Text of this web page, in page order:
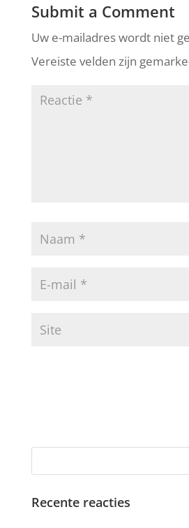
Submit a Comment
Uw e-mailadres wordt niet
Vereiste velden zijn
Recente reacties